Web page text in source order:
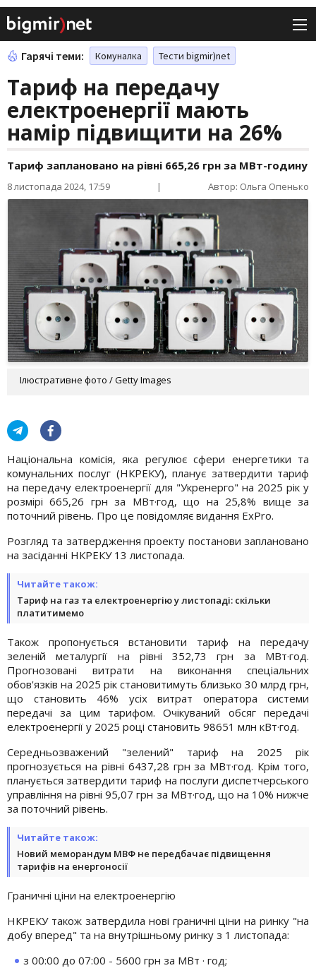
Гарячі теми: Комуналка Тести bigmir)net
Тариф на передачу
електроенергії мають
намір підвищити на 26%
Тариф заплановано на рівні 665,26 грн за МВт-годину
8 листопада 2024, 17:59 | Автор: Ольга Опенько
Ілюстративне фото / Getty Images
Національна комісія, яка регулює сфери енергетики та
комунальних послуг (НКРЕКУ), планує затвердити тариф
на передачу електроенергії для "Укренерго" на 2025 рік у
розмірі 665,26 грн за МВт·год, що на 25,8% вище за
поточний рівень. Про це повідомляє видання ExPro.
Розгляд та затвердження проекту постанови заплановано
на засіданні НКРЕКУ 13 листопада.
Читайте також:
Тариф на газ та електроенергію у листопаді: скільки
платитимемо
Також пропонується встановити тариф на передачу
зеленій металургії на рівні 352,73 грн за МВт·год.
Прогнозовані витрати на виконання спеціальних
обов'язків на 2025 рік становитимуть близько 30 млрд грн,
що становить 46% усіх витрат оператора системи
передачі за цим тарифом. Очікуваний обсяг передачі
електроенергії у 2025 році становить 98651 млн кВт·год.
Середньозважений "зелений" тариф на 2025 рік
прогнозується на рівні 6437,28 грн за МВт·год. Крім того,
планується затвердити тариф на послуги диспетчерського
управління на рівні 95,07 грн за МВт·год, що на 10% нижче
за поточний рівень.
Читайте також:
Новий меморандум МВФ не передбачає підвищення
тарифів на енергоносії
Граничні ціни на електроенергію
НКРЕКУ також затвердила нові граничні ціни на ринку "на
добу вперед" та на внутрішньому ринку з 1 листопада:
з 00:00 до 07:00 - 5600 грн за МВт · год;